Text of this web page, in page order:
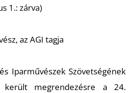
1.: zárva)
az AGI tagja
Iparművészek Szövetségének
került megrendezésre a 24.